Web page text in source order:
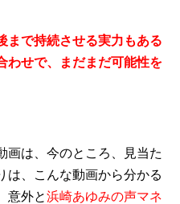
まで持続させる実力もある
わせで、まだまだ可能性を
画は、今のところ、見当た
は、こんな動画から分かる
意外と浜崎あゆみの声マネ